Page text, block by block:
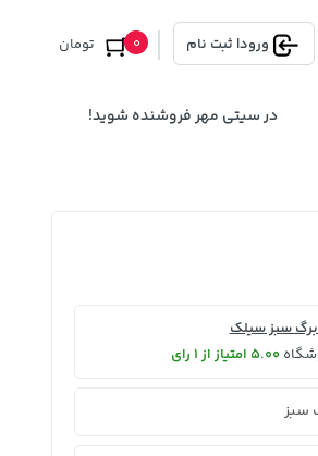
ورود| ثبت نام تومان 0
در سیتی مهر فروشنده شوید!
سبز سیلک
5.00 امتیاز از 1 رای
سبز